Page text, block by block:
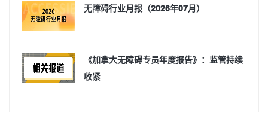
无障碍行业月报（2026年07月）
《加拿大无障碍专员年度报告》：监管持续
收紧